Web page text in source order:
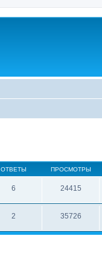
ОТВЕТЫ ПРОСМОТРЫ
6 24415
2 35726